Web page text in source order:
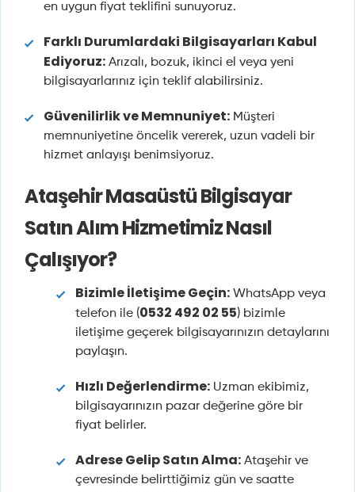
en uygun fiyat teklifini sunuyoruz.
Farklı Durumlardaki Bilgisayarları Kabul
Ediyoruz: Arızalı, bozuk, ikinci el veya yeni
bilgisayarlarınız için teklif alabilirsiniz.
Güvenilirlik ve Memnuniyet: Müşteri
memnuniyetine öncelik vererek, uzun vadeli bir
hizmet anlayışı benimsiyoruz.
Ataşehir Masaüstü Bilgisayar
Satın Alım Hizmetimiz Nasıl
Çalışıyor?
Bizimle İletişime Geçin: WhatsApp veya
telefon ile (0532 492 02 55) bizimle
iletişime geçerek bilgisayarınızın detaylarını
paylaşın.
Hızlı Değerlendirme: Uzman ekibimiz,
bilgisayarınızın pazar değerine göre bir
fiyat belirler.
Adrese Gelip Satın Alma: Ataşehir ve
çevresinde belirttiğimiz gün ve saatte